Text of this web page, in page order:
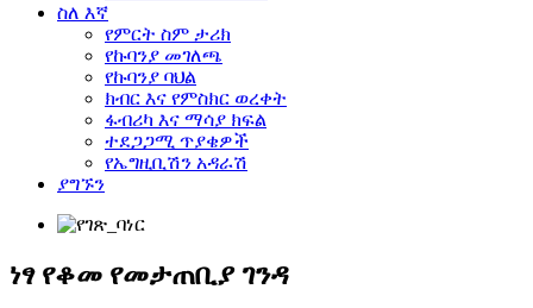
ስለ እኛ
የምርት ስም ታሪክ
የኩባንያ መገለጫ
የኩባንያ ባህል
ክብር እና የምስክር ወረቀት
ፋብሪካ እና ማሳያ ክፍል
ተደጋጋሚ ጥያቄዎች
የኤግዚቢሽን አዳራሽ
ያግኙን
ነፃ የቆመ የመታጠቢያ ገንዳ